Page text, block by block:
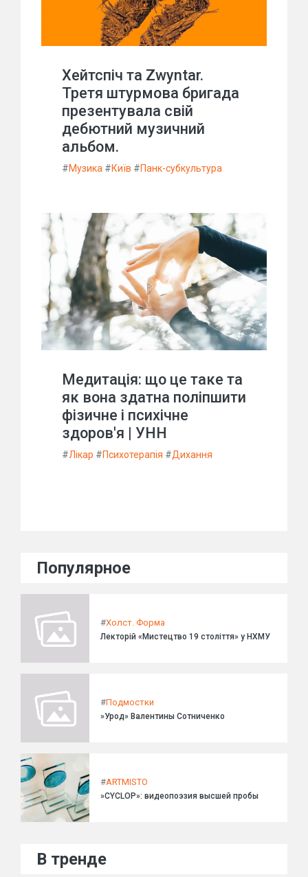
Хейтспіч та Zwyntar.
Третя штурмова бригада
презентувала свій
дебютний музичний
альбом.
#Музика #Київ #Панк-субкультура
Медитація: що це таке та
як вона здатна поліпшити
фізичне і психічне
здоров'я | УНН
#Лікар #Психотерапія #Дихання
Популярное
#Холст. Форма
Лекторій «Мистецтво 19 століття» у НХМУ
#Подмостки
»Урод» Валентины Сотниченко
#ARTMISTO
»CYCLOP»: видеопоэзия высшей пробы
В тренде